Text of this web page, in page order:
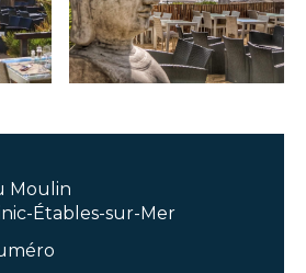
Moulin
Étables-sur-Mer